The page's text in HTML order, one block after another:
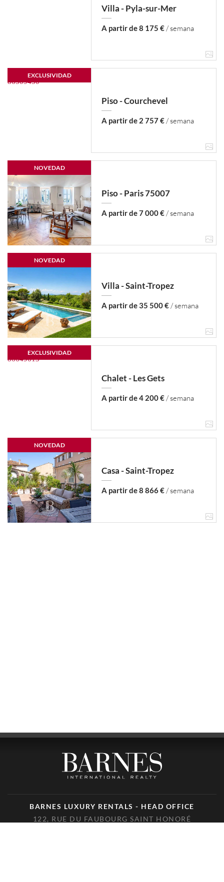
Villa - Pyla-sur-Mer
A partir de 8 175 €/ semana
EXCLUSIVIDAD
Piso - Courchevel
A partir de 2 757 €/ semana
NOVEDAD
Piso - Paris 75007
A partir de 7 000 €/ semana
NOVEDAD
Villa - Saint-Tropez
A partir de 35 500 €/ semana
EXCLUSIVIDAD
Chalet - Les Gets
A partir de 4 200 €/ semana
NOVEDAD
Casa - Saint-Tropez
A partir de 8 866 €/ semana
BARNES LUXURY RENTALS - HEAD OFFICE
122, RUE DU FAUBOURG SAINT HONORÉ